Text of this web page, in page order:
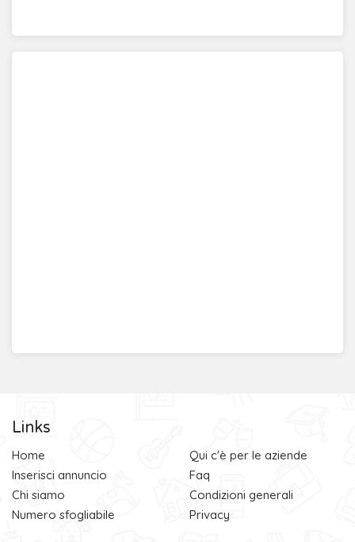
Links
Home
Inserisci annuncio
Chi siamo
Numero sfogliabile
Qui c'è per le aziende
Faq
Condizioni generali
Privacy